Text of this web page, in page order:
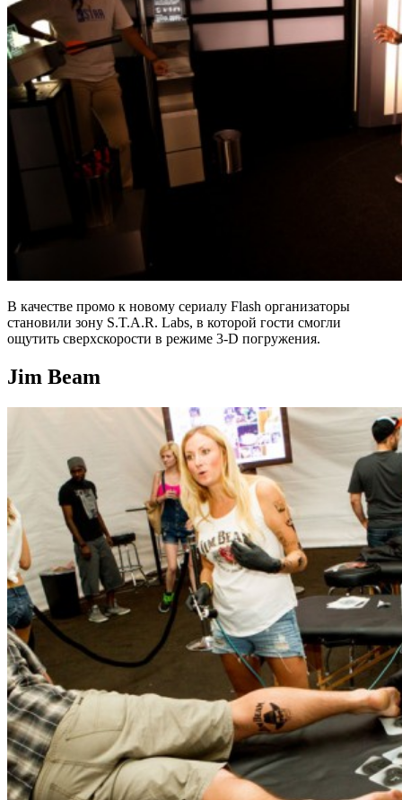
В качестве промо к новому сериалу Flash организаторы
становили зону S.T.A.R. Labs, в которой гости смогли
ощутить сверхскорости в режиме 3-D погружения.
Jim Beam